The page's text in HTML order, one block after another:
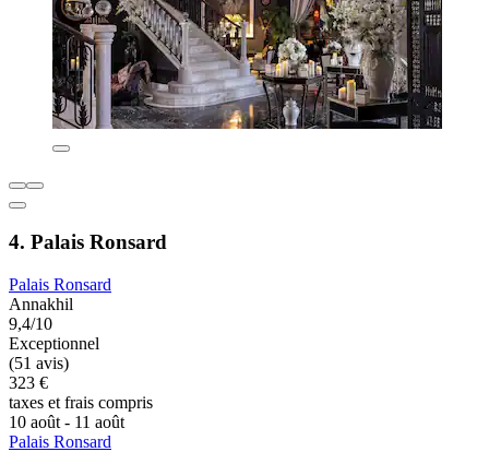
4. Palais Ronsard
Palais Ronsard
Annakhil
9,4/10
Exceptionnel
(51 avis)
323 €
taxes et frais compris
10 août - 11 août
Palais Ronsard